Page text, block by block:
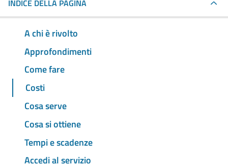
INDICE DELLA PAGINA
A chi è rivolto
Approfondimenti
Come fare
Costi
Cosa serve
Cosa si ottiene
Tempi e scadenze
Accedi al servizio